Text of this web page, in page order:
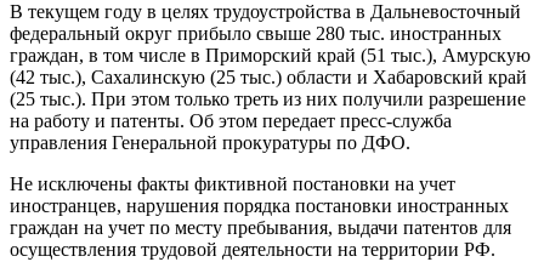
В текущем году в целях трудоустройства в Дальневосточный
федеральный округ прибыло свыше 280 тыс. иностранных
граждан, в том числе в Приморский край (51 тыс.), Амурскую
(42 тыс.), Сахалинскую (25 тыс.) области и Хабаровский край
(25 тыс.). При этом только треть из них получили разрешение
на работу и патенты. Об этом передает пресс-служба
управления Генеральной прокуратуры по ДФО.
Не исключены факты фиктивной постановки на учет
иностранцев, нарушения порядка постановки иностранных
граждан на учет по месту пребывания, выдачи патентов для
осуществления трудовой деятельности на территории РФ.